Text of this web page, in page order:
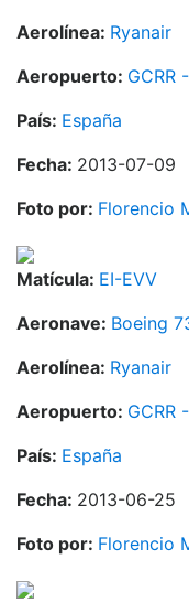
Aerolínea: Ryanair
Aeropuerto: GCRR
País: España
Fecha: 2013-07-09
Foto por: Florencio
Matícula: EI-EVV
Aeronave: Boeing
Aerolínea: Ryanair
Aeropuerto: GCRR
País: España
Fecha: 2013-06-25
Foto por: Florencio